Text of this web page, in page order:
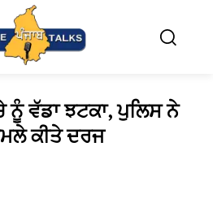
ਵੱਡਾ ਝਟਕਾ, ਪੁਲਿਸ ਨੇ
ਕੀਤੇ ਦਰਜ